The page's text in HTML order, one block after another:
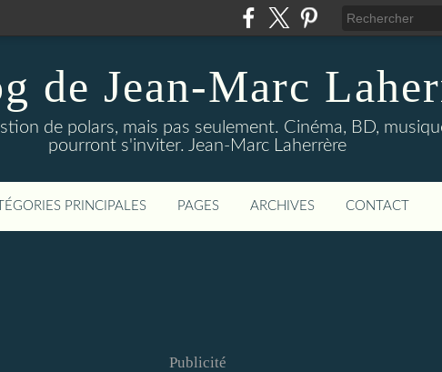
de Jean-Marc
de polars, mais pas seulement. Cinéma, BD,
pourront s'inviter. Jean-Marc Laherrère
PRINCIPALES PAGES ARCHIVES CONTACT
Publicité